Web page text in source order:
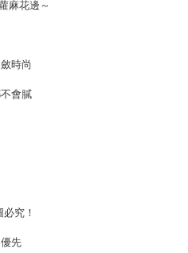
麻花邊～
時尚
會膩
究！
先